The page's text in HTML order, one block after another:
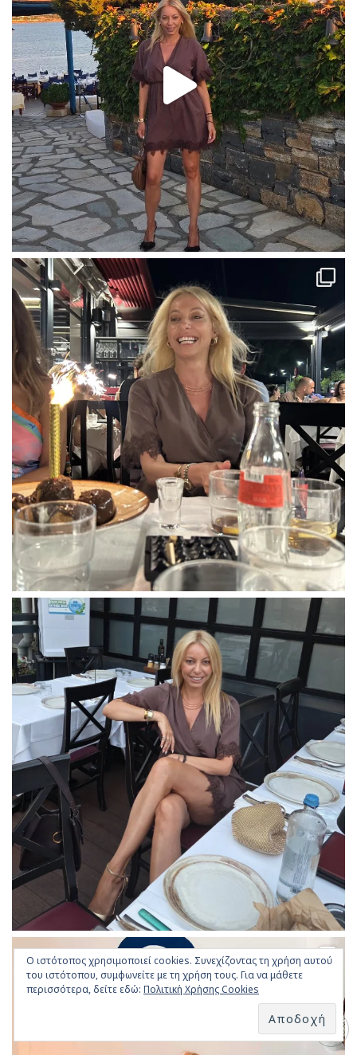
Ο ιστότοπος χρησιμοποιεί cookies. Συνεχίζοντας τη χρήση αυτού
του ιστότοπου, συμφωνείτε με τη χρήση τους. Για να μάθετε
περισσότερα, δείτε εδώ: Πολιτική Χρήσης Cookies